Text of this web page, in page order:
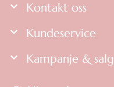
Kontakt oss
Kundeservice
Kampanje & salg